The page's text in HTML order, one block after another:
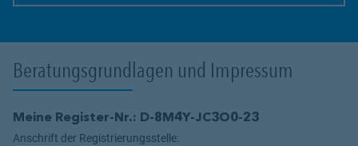
Beratungsgrundlagen und Impressum
Meine Register-Nr.: D-8M4Y-JC3O0-23
Anschrift der Registrierungsstelle: